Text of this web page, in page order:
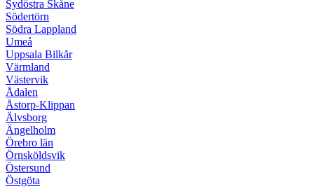
Sydöstra Skåne
Södertörn
Södra Lappland
Umeå
Uppsala Bilkår
Värmland
Västervik
Ådalen
Åstorp-Klippan
Älvsborg
Ängelholm
Örebro län
Örnsköldsvik
Östersund
Östgöta